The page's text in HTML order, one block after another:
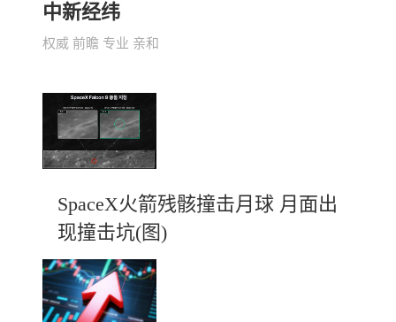
中新经纬
权威 前瞻 专业 亲和
SpaceX火箭残骸撞击月球 月面出
现撞击坑(图)